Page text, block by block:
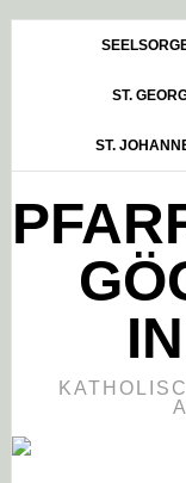
Hauptsidebar
ST.
ST.